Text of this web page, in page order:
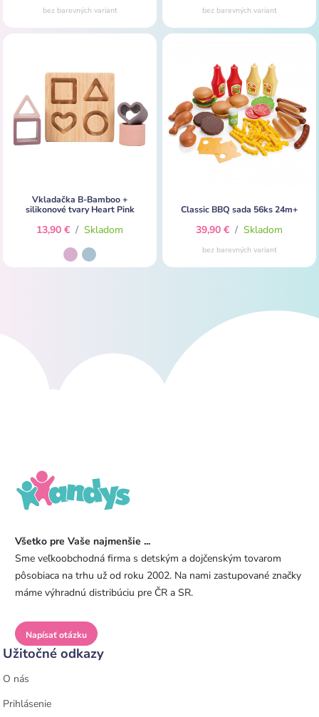
bez barevných variant bez barevných variant
Vkladačka B-Bamboo +
silikonové tvary Heart Pink
13,90 € / Skladom
Classic BBQ sada 56ks 24m+
39,90 € / Skladom
bez barevných variant
Všetko pre Vaše najmenšie ...
Sme veľkoobchodná firma s detským a dojčenským tovarom
pôsobiaca na trhu už od roku 2002. Na nami zastupované značky
máme výhradnú distribúciu pre ČR a SR.
Napísať otázku
Užitočné odkazy
O nás
Prihlásenie